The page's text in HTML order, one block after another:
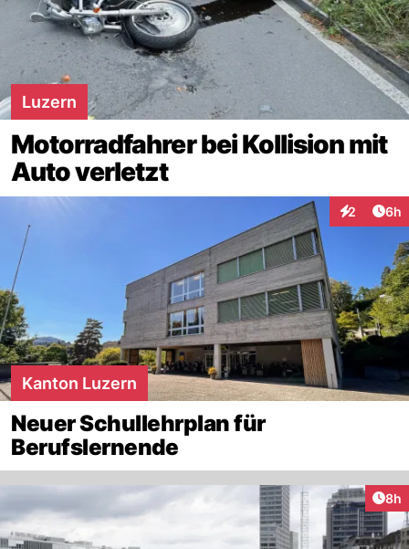
Luzern
Motorradfahrer bei Kollision mit
Auto verletzt
2 6h
Kanton Luzern
Neuer Schullehrplan für
Berufslernende
8h